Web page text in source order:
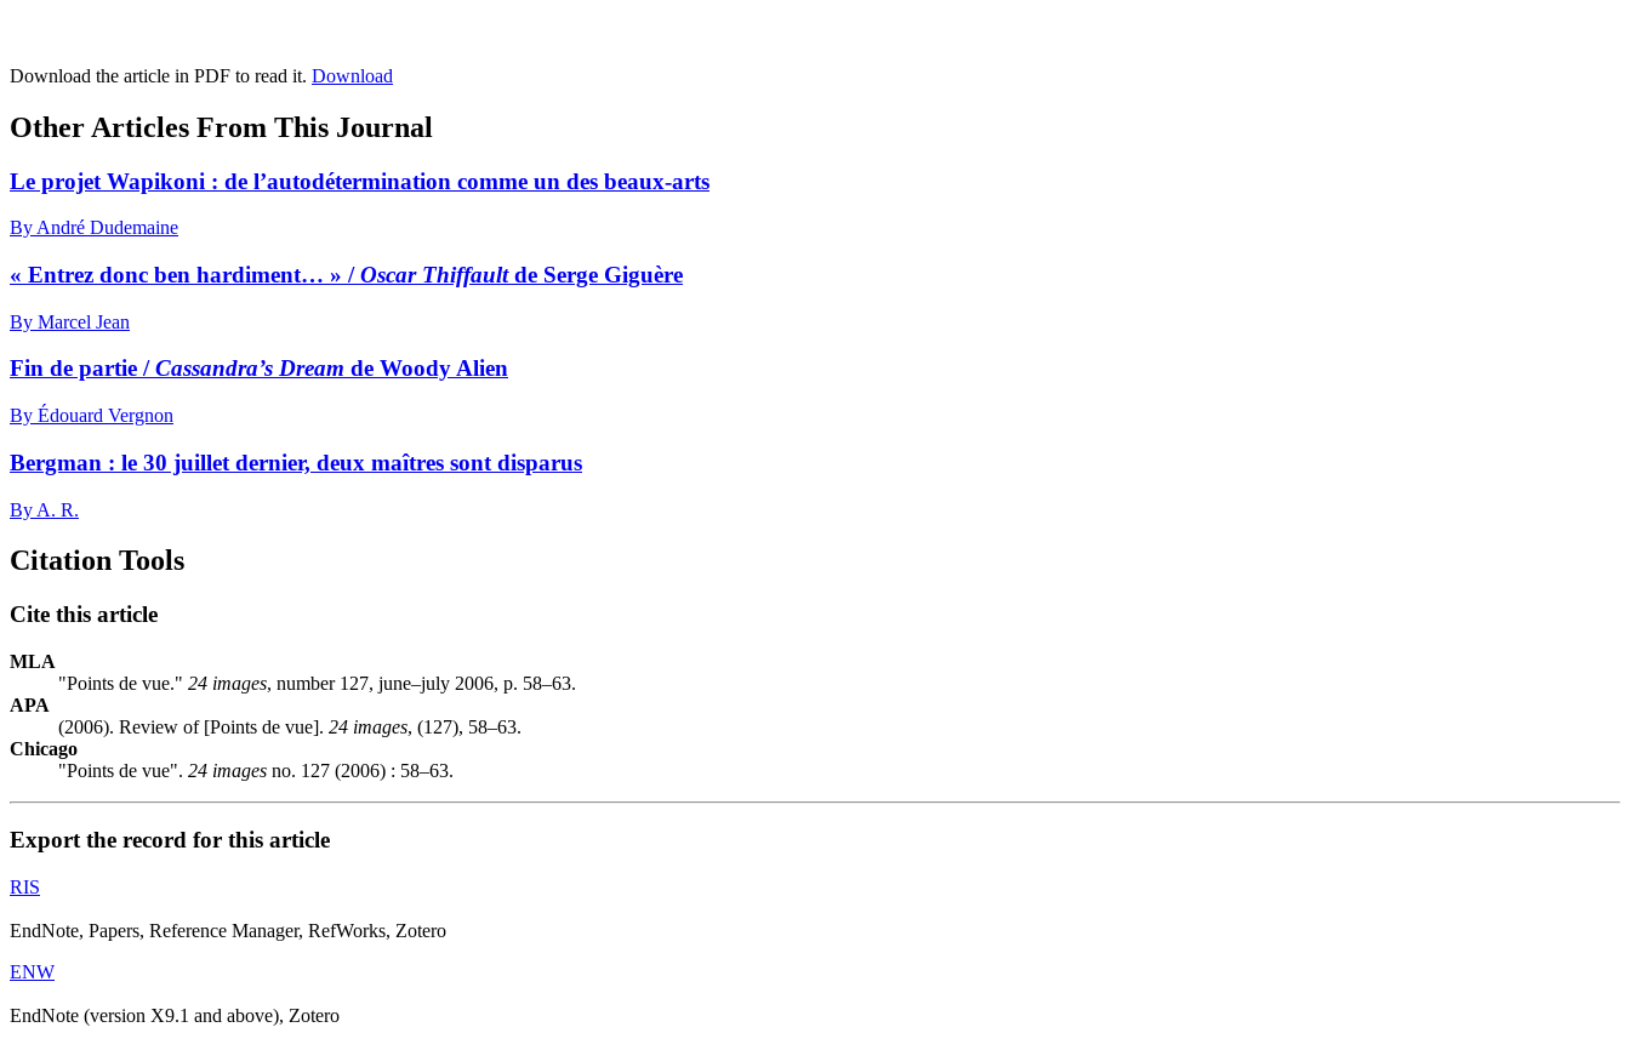
Download the article in PDF to read it. Download
Other Articles From This Journal
Le projet Wapikoni : de l’autodétermination comme un des beaux-arts
By André Dudemaine
« Entrez donc ben hardiment… » /Oscar Thiffaultde Serge Giguère
By Marcel Jean
Fin de partie /Cassandra’s Dream de Woody Alien
By Édouard Vergnon
Bergman : le 30 juillet dernier, deux maîtres sont disparus
By A. R.
Citation Tools
Cite this article
MLA
"Points de vue." 24 images, number 127, june–july 2006, p. 58–63.
APA
(2006). Review of [Points de vue]. 24 images, (127), 58–63.
Chicago
"Points de vue". 24 images no. 127 (2006) : 58–63.
Export the record for this article
RIS
EndNote, Papers, Reference Manager, RefWorks, Zotero
ENW
EndNote (version X9.1 and above), Zotero